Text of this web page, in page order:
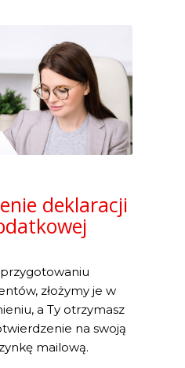
deklaracji
złożymy je w
a Ty otrzymasz
na swoją
mailową.